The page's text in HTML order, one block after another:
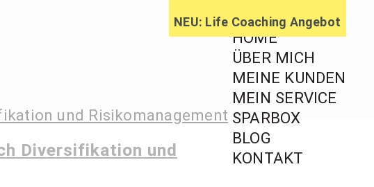
NEU: Life Coaching Angebot
HOME
ÜBER MICH
MEINE KUNDEN
MEIN SERVICE
SPARBOX
BLOG
KONTAKT
Diversifikation und